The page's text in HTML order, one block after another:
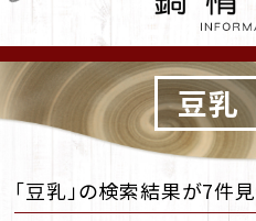
豆乳
「豆乳」の検索結果が7件